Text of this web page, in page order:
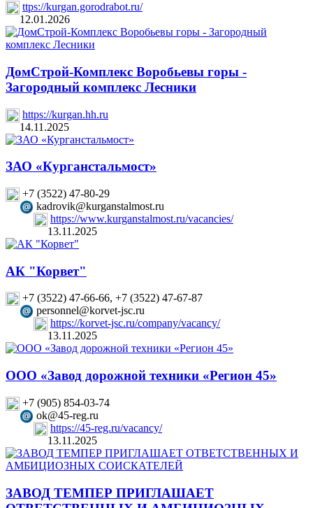
ttps://kurgan.gorodrabot.ru/
12.01.2026
ДомСтрой-Комплекс Воробьевы горы -
Загородный комплекс Лесники
https://kurgan.hh.ru
14.11.2025
ЗАО «Курганстальмост»
+7 (3522) 47-80-29
kadrovik@kurganstalmost.ru
https://www.kurganstalmost.ru/vacancies/
13.11.2025
АК "Корвет"
+7 (3522) 47-66-66, +7 (3522) 47-67-87
personnel@korvet-jsc.ru
https://korvet-jsc.ru/company/vacancy/
13.11.2025
ООО «Завод дорожной техники «Регион 45»
+7 (905) 854-03-74
ok@45-reg.ru
https://45-reg.ru/vacancy/
13.11.2025
ЗАВОД ТЕМПЕР ПРИГЛАШАЕТ